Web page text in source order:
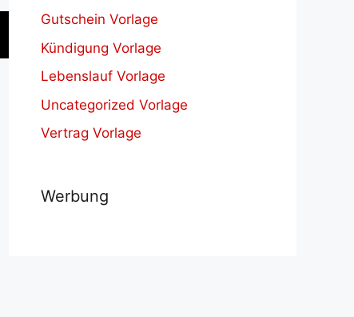
Gutschein Vorlage
Kündigung Vorlage
Lebenslauf Vorlage
Uncategorized Vorlage
Vertrag Vorlage
Werbung